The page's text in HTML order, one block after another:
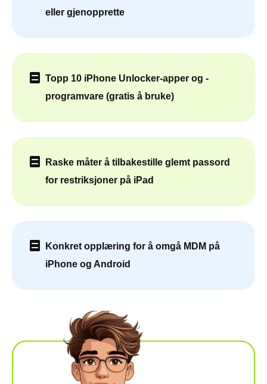
eller gjenopprette
Topp 10 iPhone Unlocker-apper og -
programvare (gratis å bruke)
Raske måter å tilbakestille glemt passord
for restriksjoner på iPad
Konkret opplæring for å omgå MDM på
iPhone og Android